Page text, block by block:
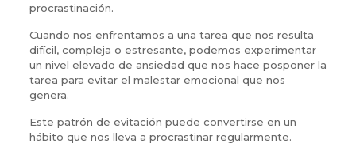
procrastinación.
Cuando nos enfrentamos a una tarea que nos resulta
difícil, compleja o estresante, podemos experimentar
un nivel elevado de ansiedad que nos hace posponer la
tarea para evitar el malestar emocional que nos
genera.
Este patrón de evitación puede convertirse en un
hábito que nos lleva a procrastinar regularmente.